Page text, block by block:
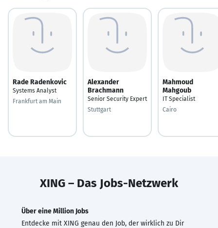
Rade Radenkovic
Systems Analyst
Frankfurt am Main
Alexander
Brachmann
Senior Security Expert
Stuttgart
Mahmoud
Mahgoub
IT Specialist
Cairo
XING – Das Jobs-Netzwerk
Über eine Million Jobs
Entdecke mit XING genau den Job, der wirklich zu Dir